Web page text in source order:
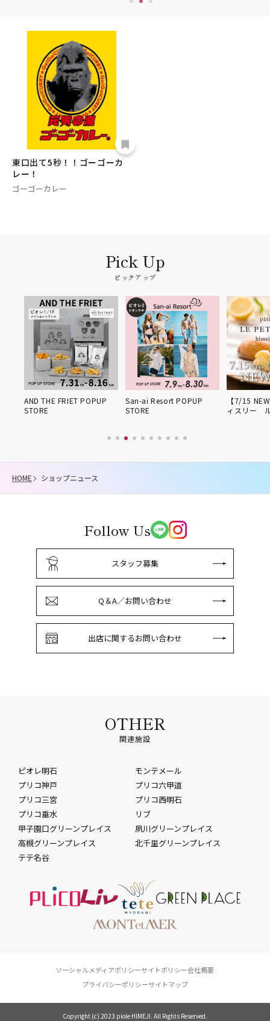
東口出て5秒！！ゴーゴーカ
レー！
ゴーゴーカレー
ピックアップ
AND THE FRIET POPUP
STORE
San-ai Resort POPUP
STORE
【7/15
ィスリー
HOME ショップニュース
Follow Us
スタッフ募集
Q＆A／お問い合わせ
出店に関するお問い合わせ
OTHER
関連施設
ピオレ明石
モンテメール
プリコ神戸
プリコ六甲道
プリコ三宮
プリコ西明石
プリコ垂水
リブ
甲子園口グリーンプレイス
夙川グリーンプレイス
高槻グリーンプレイス
北千里グリーンプレイス
テテ名谷
ソーシャルメディアポリシーサイトポリシー会社概要
プライバシーポリシーサイトマップ
Copyright (c) 2023 piole HIMEJI. All Rights Reserved.